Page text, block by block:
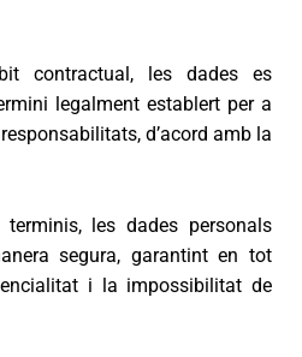
contractual, les dades es
legalment establert per a
d’acord amb la
terminis, les dades personals
segura, garantint en tot
i la impossibilitat de